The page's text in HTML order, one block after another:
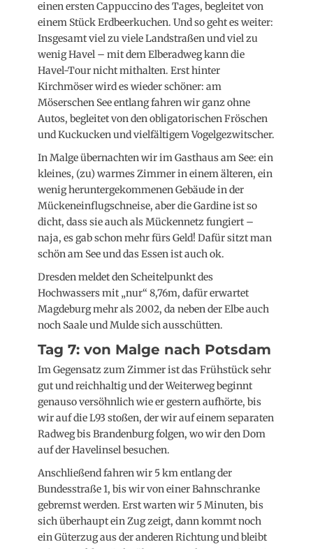
einen ersten Cappuccino des Tages, begleitet von
einem Stück Erdbeerkuchen. Und so geht es weiter:
Insgesamt viel zu viele Landstraßen und viel zu
wenig Havel – mit dem Elberadweg kann die
Havel-Tour nicht mithalten. Erst hinter
Kirchmöser wird es wieder schöner: am
Möserschen See entlang fahren wir ganz ohne
Autos, begleitet von den obligatorischen Fröschen
und Kuckucken und vielfältigem Vogelgezwitscher.
In Malge übernachten wir im Gasthaus am See: ein
kleines, (zu) warmes Zimmer in einem älteren, ein
wenig heruntergekommenen Gebäude in der
Mückeneinflugschneise, aber die Gardine ist so
dicht, dass sie auch als Mückennetz fungiert –
naja, es gab schon mehr fürs Geld! Dafür sitzt man
schön am See und das Essen ist auch ok.
Dresden meldet den Scheitelpunkt des
Hochwassers mit „nur“ 8,76m, dafür erwartet
Magdeburg mehr als 2002, da neben der Elbe auch
noch Saale und Mulde sich ausschütten.
Tag 7: von Malge nach Potsdam
Im Gegensatz zum Zimmer ist das Frühstück sehr
gut und reichhaltig und der Weiterweg beginnt
genauso versöhnlich wie er gestern aufhörte, bis
wir auf die L93 stoßen, der wir auf einem separaten
Radweg bis Brandenburg folgen, wo wir den Dom
auf der Havelinsel besuchen.
Anschließend fahren wir 5 km entlang der
Bundesstraße 1, bis wir von einer Bahnschranke
gebremst werden. Erst warten wir 5 Minuten, bis
sich überhaupt ein Zug zeigt, dann kommt noch
ein Güterzug aus der anderen Richtung und bleibt